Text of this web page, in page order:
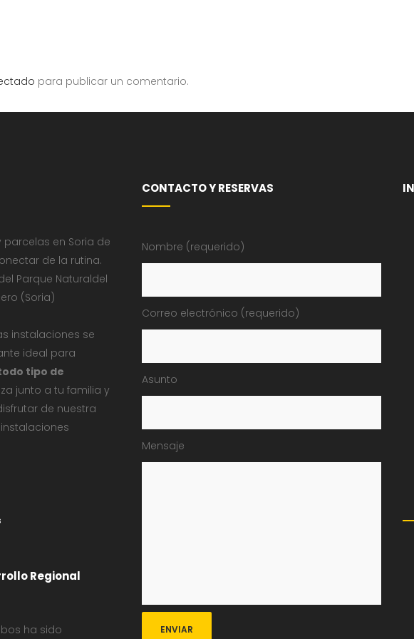
para publicar un comentario.
en Soria de
de la rutina.
Parque Naturaldel
(Soria)
instalaciones se
ideal para
tipo de
junto a tu familia y
de nuestra
Regional
ha sido
CONTACTO Y RESERVAS
Nombre (requerido)
Correo electrónico (requerido)
Asunto
Mensaje